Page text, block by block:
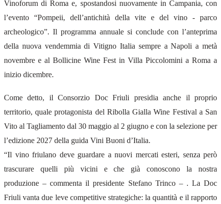
Vinoforum di Roma e, spostandosi nuovamente in Campania, con
l’evento “Pompeii, dell’antichità della vite e del vino - parco
archeologico”. Il programma annuale si conclude con l’anteprima
della nuova vendemmia di Vitigno Italia sempre a Napoli a metà
novembre e al Bollicine Wine Fest in Villa Piccolomini a Roma a
inizio dicembre.
Come detto, il Consorzio Doc Friuli presidia anche il proprio
territorio, quale protagonista del Ribolla Gialla Wine Festival a San
Vito al Tagliamento dal 30 maggio al 2 giugno e con la selezione per
l’edizione 2027 della guida Vini Buoni d’Italia.
“Il vino friulano deve guardare a nuovi mercati esteri, senza però
trascurare quelli più vicini e che già conoscono la nostra
produzione – commenta il presidente Stefano Trinco – . La Doc
Friuli vanta due leve competitive strategiche: la quantità e il rapporto